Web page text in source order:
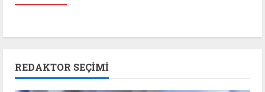
REDAKTOR SEÇIMI